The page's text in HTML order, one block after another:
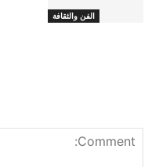
الفن والثقافة